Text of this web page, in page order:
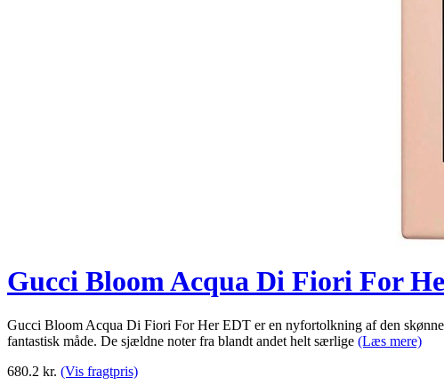
Gucci Bloom Acqua Di Fiori For
Gucci Bloom Acqua Di Fiori For Her EDT er en nyfortolkning af den
fantastisk måde. De sjældne noter fra blandt andet helt særlige (Læs mere)
680.2 kr. (Vis fragtpris)